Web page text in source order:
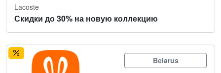
Lacoste
Скидки до 30% на новую коллекцию
Belarus